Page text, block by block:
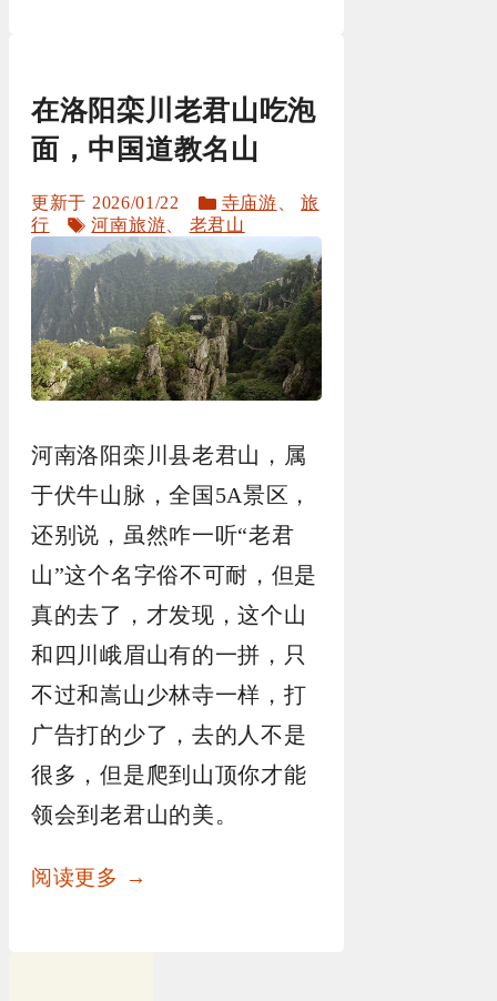
在洛阳栾川老君山吃泡
面，中国道教名山
2026/01/22
分
类
寺庙游 、旅
行
标
签
河南旅游 老君山
河南洛阳栾川县老君山，属
于伏牛山脉，全国5A景区，
还别说，虽然咋一听“老君
山”这个名字俗不可耐，但是
真的去了，才发现，这个山
和四川峨眉山有的一拼，只
不过和嵩山少林寺一样，打
广告打的少了，去的人不是
很多，但是爬到山顶你才能
领会到老君山的美。
阅读更多 →